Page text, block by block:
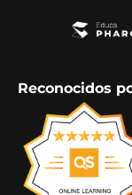
Reconocidos